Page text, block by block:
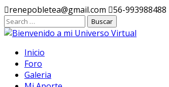
Ir
al
contenido
renepobletea@gmail.com 56-993988488
Inicio
Foro
Galeria